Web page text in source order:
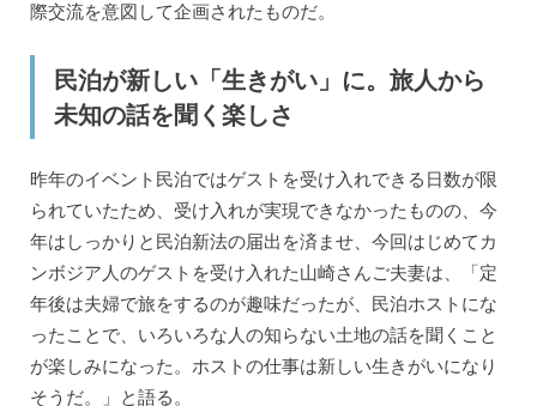
際交流を意図して企画されたものだ。
民泊が新しい「生きがい」に。旅人から
未知の話を聞く楽しさ
昨年のイベント民泊ではゲストを受け入れできる日数が限
られていたため、受け入れが実現できなかったものの、今
年はしっかりと民泊新法の届出を済ませ、今回はじめてカ
ンボジア人のゲストを受け入れた山崎さんご夫妻は、「定
年後は夫婦で旅をするのが趣味だったが、民泊ホストにな
ったことで、いろいろな人の知らない土地の話を聞くこと
が楽しみになった。ホストの仕事は新しい生きがいになり
そうだ。」と語る。